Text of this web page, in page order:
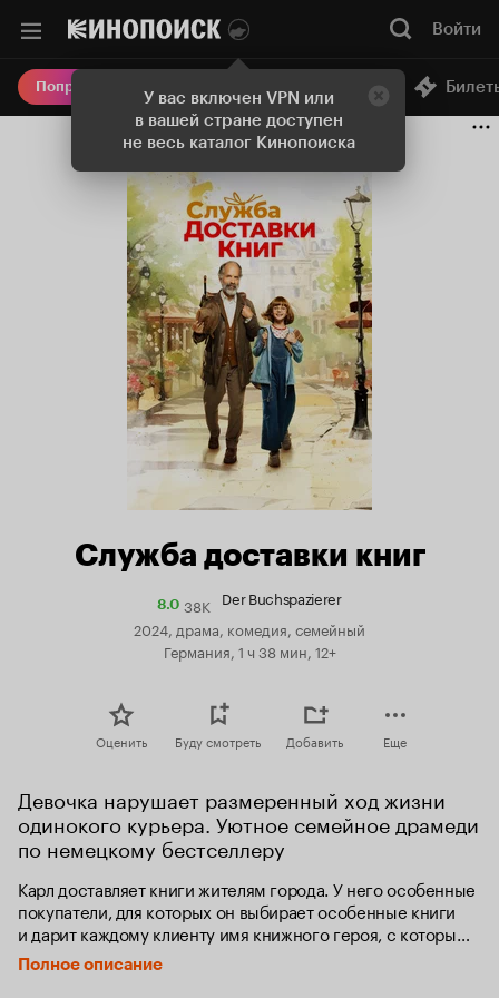
У вас включен VPN или
в вашей стране доступен
не весь каталог Кинопоиска
Войти
Попробовать Плюс Онлайн-кинотеатр
Служба доставки книг
8.0Рейтинг
Кинопоиска
8.0
38K Der Buchspazierer
2024, драма, комедия, семейный
Германия, 1 ч 38 мин, 12+
Оценить Буду смотреть Добавить Еще
Девочка нарушает размеренный ход жизни
одинокого курьера. Уютное семейное драмеди
по немецкому бестселлеру
Карл доставляет книги жителям города. У него особенные
покупатели, для которых он выбирает особенные книги
и дарит каждому клиенту имя книжного героя, с которым
тот ассоциируется. Однажды в его жизнь врывается
маленькая девочка Шаша, желающая стать
Полное описание